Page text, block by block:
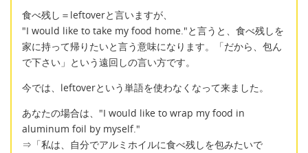
食べ残し＝leftoverと言いますが、
"I would like to take my food home."と言うと、食べ残しを
家に持って帰りたいと言う意味になります。「だから、包ん
で下さい」という遠回しの言い方です。
今では、leftoverという単語を使わなくなって来ました。
あなたの場合は、"I would like to wrap my food in
aluminum foil by myself."
⇒「私は、自分でアルミホイルに食べ残しを包みたいで